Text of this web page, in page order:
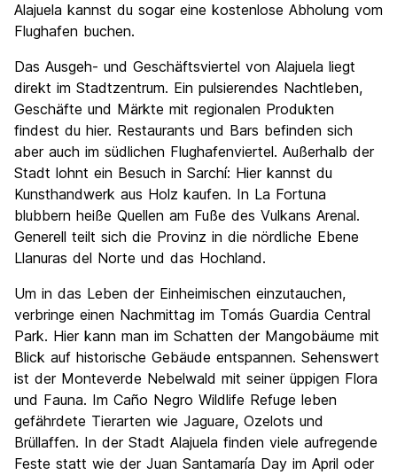
Alajuela kannst du sogar eine kostenlose Abholung vom
Flughafen buchen.
Das Ausgeh- und Geschäftsviertel von Alajuela liegt
direkt im Stadtzentrum. Ein pulsierendes Nachtleben,
Geschäfte und Märkte mit regionalen Produkten
findest du hier. Restaurants und Bars befinden sich
aber auch im südlichen Flughafenviertel. Außerhalb der
Stadt lohnt ein Besuch in Sarchí: Hier kannst du
Kunsthandwerk aus Holz kaufen. In La Fortuna
blubbern heiße Quellen am Fuße des Vulkans Arenal.
Generell teilt sich die Provinz in die nördliche Ebene
Llanuras del Norte und das Hochland.
Um in das Leben der Einheimischen einzutauchen,
verbringe einen Nachmittag im Tomás Guardia Central
Park. Hier kann man im Schatten der Mangobäume mit
Blick auf historische Gebäude entspannen. Sehenswert
ist der Monteverde Nebelwald mit seiner üppigen Flora
und Fauna. Im Caño Negro Wildlife Refuge leben
gefährdete Tierarten wie Jaguare, Ozelots und
Brüllaffen. In der Stadt Alajuela finden viele aufregende
Feste statt wie der Juan Santamaría Day im April oder